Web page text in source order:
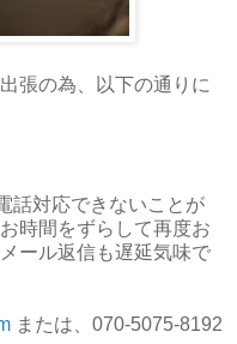
張の為、以下の通りに
話対応できないことが
時間をずらして再度お
ール返信も遅延気味で
または、070-5075-8192